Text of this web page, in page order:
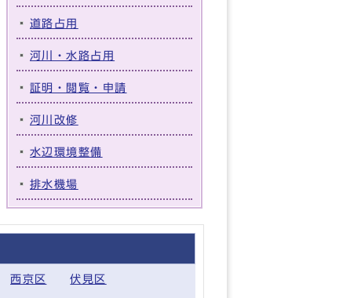
道路占用
河川・水路占用
証明・閲覧・申請
河川改修
水辺環境整備
排水機場
西京区 伏見区